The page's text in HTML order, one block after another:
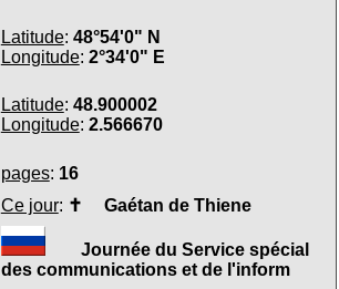
Latitude: 48°54'0" N
Longitude: 2°34'0" E
Latitude: 48.900002
Longitude: 2.566670
pages: 16
Ce jour: ✝ Gaétan de Thiene
Journée du Service spécial
des communications et de l'inform